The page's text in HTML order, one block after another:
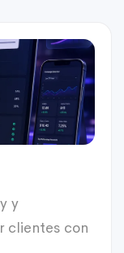
y
clientes con